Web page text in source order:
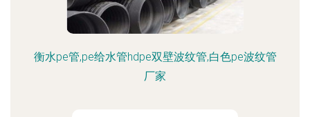
衡水pe管,pe给水管hdpe双壁波纹管,白色pe波纹管
厂家